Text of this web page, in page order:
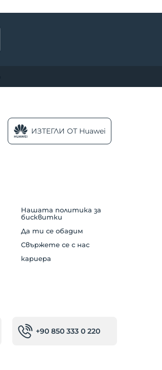
ИЗТЕГЛИ ОТ Huawei
Нашата политика за
бисквитки
Да ти се обадим
Свържете се с нас
кариера
+90 850 333 0 220